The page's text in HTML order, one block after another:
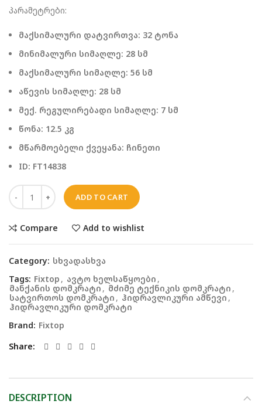
პარამეტრები:
მაქსიმალური დატვირთვა: 32 ტონა
მინიმალური სიმაღლე: 28 სმ
მაქსიმალური სიმაღლე: 56 სმ
აწევის სიმაღლე: 28 სმ
მექ. რეგულირებადი სიმაღლე: 7 სმ
წონა: 12.5 კგ
მწარმოებელი ქვეყანა: ჩინეთი
ID: FT14838
ADD TO CART
Compare Add to wishlist
Category: სხვადასხვა
Tags: Fixtop , ავტო ხელსაწყოები ,
მანქანის დომკრატი , მძიმე ტექნიკის დომკრატი ,
სატვირთოს დომკრატი , ჰიდრავლიკური ამწევი ,
ჰიდრავლიკური დომკრატი
Brand: Fixtop
Share
DESCRIPTION